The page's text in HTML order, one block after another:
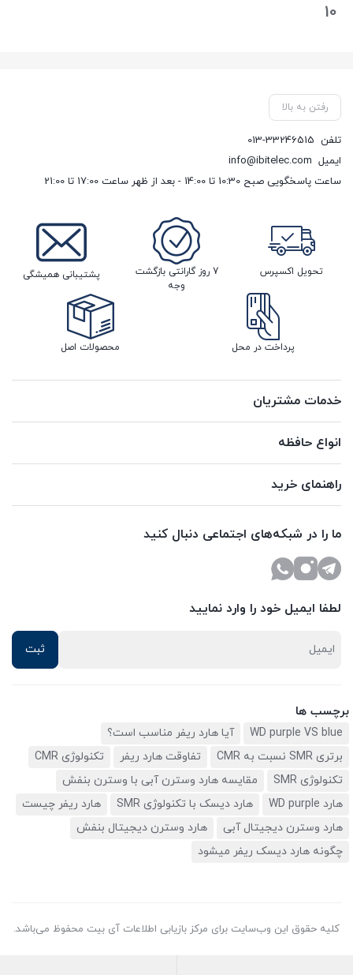
10
رفتن به بالا
تلفن 013-33246515
ایمیل info@ibitelec.com
ساعت پاسخگویی صبح 10:30 تا 14:00 - بعد از ظهر ساعت 17:00 تا 21:00
تحویل اکسپرس
7 روز گارانتی بازگشت
وجه
پشتیبانی همیشگی
پرداخت در محل محصولات اصل
خدمات مشتریان
انواع حافظه
راهنمای خرید
ما را در شبکه‌های اجتماعی دنبال کنید
لطفا ایمیل خود را وارد نمایید
برچسب ها
WD purple VS blue
آیا هارد ریفر مناسب است؟
برتری SMR نسبت به CMR
تفاوقت هارد ریفر
تکنولوژی CMR
تکنولوژی SMR
مقایسه هارد وسترن آبی با وسترن بنفش
هارد WD purple
هارد دیسک با تکنولوژی SMR
هارد ریفر چیست
هارد وسترن دیجیتال آبی
هارد وسترن دیجیتال بنفش
چگونه هارد دیسک ریفر میشود
کلیه حقوق این وب‌سایت برای مرکز بازیابی اطلاعات آی بیت محفوظ می‌باشد.